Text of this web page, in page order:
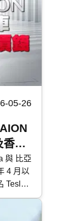
款的
。
05-26
香港
睇
與 比亞
4 月以
Tesla
，以
快而